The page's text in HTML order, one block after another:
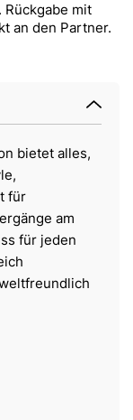
Rückgabe mit
an den Partner.
bietet alles,
für
am
für jeden